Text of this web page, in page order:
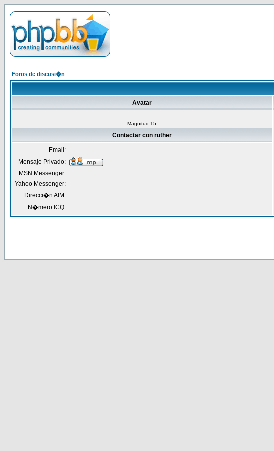
Foros de discusi�n
Avatar
Magnitud 15
Contactar con ruther
Email:
Mensaje Privado:
MSN Messenger:
Yahoo Messenger:
Direcci�n AIM:
N�mero ICQ: